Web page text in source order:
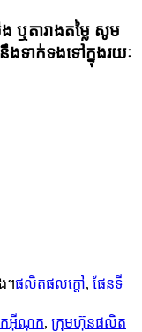
តារាងតម្លៃ សូម
ទាក់ទងទៅក្នុងរយៈ
។ផលិតផលក្តៅ, ផែនទី
កអ៊ីណុក, ក្រុមហ៊ុនផលិត